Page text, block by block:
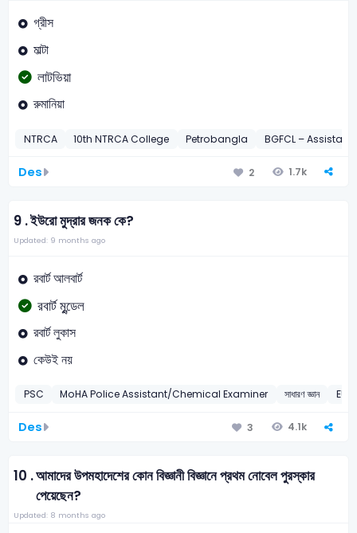
গ্রীস
মাল্টা
লাটভিয়া
রুমানিয়া
NTRCA 10th NTRCA College Petrobangla BGFCL – Assistant
Des 2 1.7k
9 .ইউরো মুদ্রার জনক কে?
Updated: 9 months ago
রবার্ট আলবার্ট
রবার্ট মুন্ডেল
রবার্ট লুকাস
কেউই নয়
PSC MoHA Police Assistant/Chemical Examiner সাধারণ জ্ঞান
Des 3 4.1k
10 .আমাদের উপমহাদেশের কোন বিজ্ঞানী বিজ্ঞানে প্রথম নোবেল পুরস্কার
পেয়েছেন?
Updated: 8 months ago